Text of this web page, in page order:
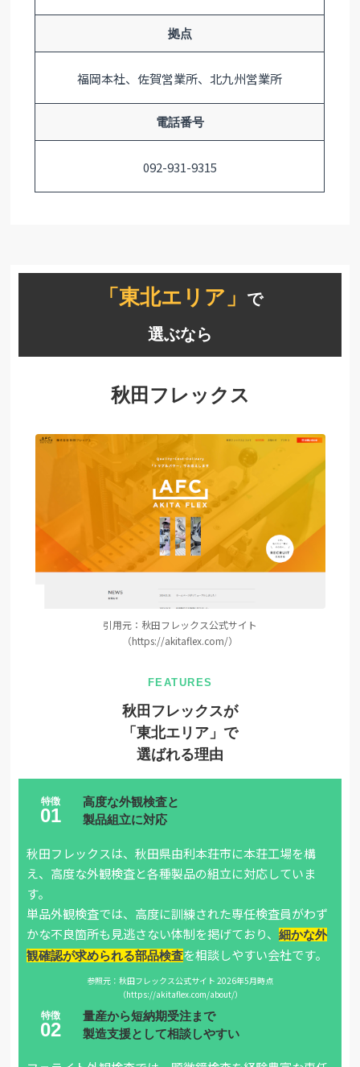
拠点
福岡本社、佐賀営業所、北九州営業所
電話番号
092-931-9315
「東北エリア」
で
選ぶなら
秋田フレックス
引用元：秋田フレックス公式サイト
（https://akitaflex.com/）
秋田フレックスが
「東北エリア」で
選ばれる理由
高度な外観検査と
製品組立に対応
秋田フレックスは、秋田県由利本荘市に本荘工場を構
え、高度な外観検査と各種製品の組立に対応していま
す。
単品外観検査では、高度に訓練された専任検査員がわず
かな不良箇所も見逃さない体制を掲げており、細かな外
観確認が求められる部品検査を相談しやすい会社です。
参照元：秋田フレックス公式サイト 2026年5月時点
（https://akitaflex.com/about/）
量産から短納期受注まで
製造支援として相談しやすい